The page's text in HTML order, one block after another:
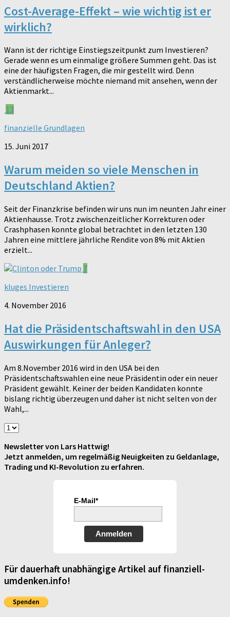
Cost-Average-Effekt – wie wichtig ist er
wirklich?
Wann ist der richtige Einstiegszeitpunkt zum Investieren?
Gerade wenn es um einmalige größere Summen geht. Das ist
eine der häufigsten Fragen, die mir gestellt wird. Denn
verständlicherweise möchte niemand mit ansehen, wenn der
Aktienmarkt...
13
finanzielle Grundlagen
15. Juni 2017
Warum meiden so viele Menschen in
Deutschland Aktien?
Seit der Finanzkrise befinden wir uns nun im neunten Jahr einer
Aktienhausse. Trotz zwischenzeitlicher Korrekturen oder
Crashphasen konnte global betrachtet in den letzten 130
Jahren eine mittlere jährliche Rendite von 8% mit Aktien
erzielt...
7
kluges Investieren
4. November 2016
Hat die Präsidentschaftswahl in den USA
Auswirkungen für Anleger?
Am 8.November 2016 wird in den USA bei den
Präsidentschaftswahlen eine neue Präsidentin oder ein neuer
Präsident gewählt. Keiner der beiden Kandidaten konnte
bislang richtig überzeugen und daher ist nicht selten von der
Wahl,...
Newsletter von Lars Hattwig!
Jetzt anmelden, um regelmäßig Neuigkeiten zu Geldanlage,
Trading und KI-Revolution zu erfahren.
E-Mail*
Anmelden
Für dauerhaft unabhängige Artikel auf finanziell-
umdenken.info!